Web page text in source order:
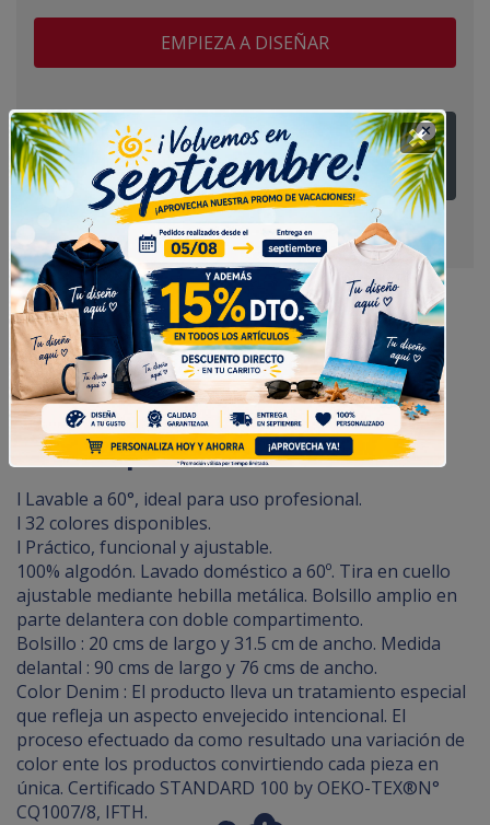
EMPIEZA A DISEÑAR
¿Tienes alguna duda? Pregúntanos
Delantal Personalizado Largo Kariban
Delantal Personalizado Largo
Kariban para Sommeliers.
l Lavable a 60°, ideal para uso profesional.
l 32 colores disponibles.
l Práctico, funcional y ajustable.
100% algodón. Lavado doméstico a 60º. Tira en cuello
ajustable mediante hebilla metálica. Bolsillo amplio en
parte delantera con doble compartimento.
Bolsillo : 20 cms de largo y 31.5 cm de ancho. Medida
delantal : 90 cms de largo y 76 cms de ancho.
Color Denim : El producto lleva un tratamiento especial
que refleja un aspecto envejecido intencional. El
proceso efectuado da como resultado una variación de
color ente los productos convirtiendo cada pieza en
única. Certificado STANDARD 100 by OEKO-TEX®N°
CQ1007/8, IFTH.